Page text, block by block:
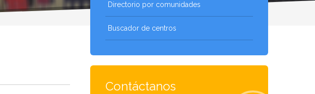
Directorio por comunidades
Buscador de centros
Contáctanos